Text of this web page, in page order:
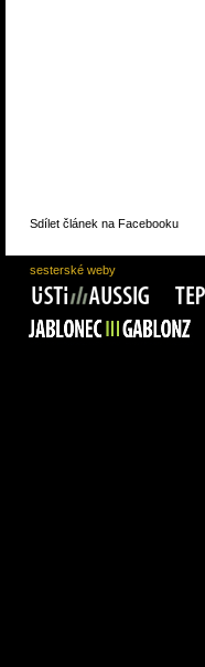
Sdílet článek na Facebooku
sesterské weby